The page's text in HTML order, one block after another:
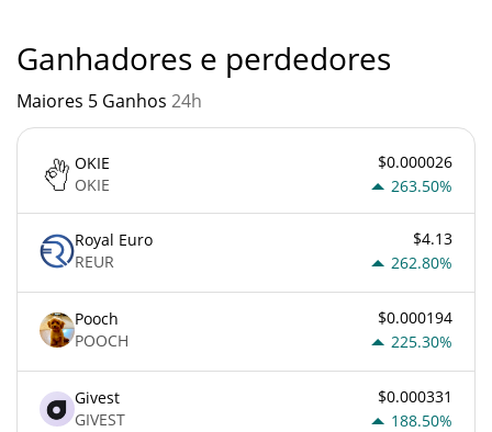
Ganhadores e perdedores
Maiores 5 Ganhos 24h
OKIE
OKIE
$0.000026
263.50%
Royal Euro
REUR
$4.13
262.80%
Pooch
POOCH
$0.000194
225.30%
Givest
GIVEST
$0.000331
188.50%